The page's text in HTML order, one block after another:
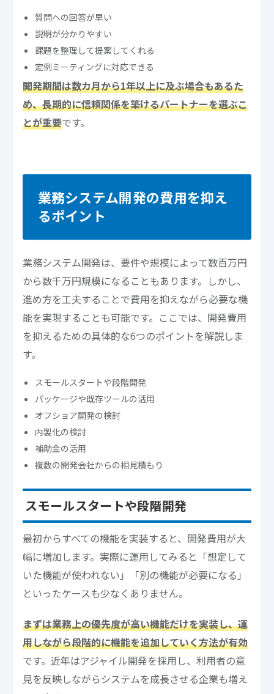
質問への回答が早い
説明が分かりやすい
課題を整理して提案してくれる
定例ミーティングに対応できる
開発期間は数カ月から1年以上に及ぶ場合もあるた
め、長期的に信頼関係を築けるパートナーを選ぶこ
とが重要です。
業務システム開発の費用を抑え
るポイント
業務システム開発は、要件や規模によって数百万円
から数千万円規模になることもあります。しかし、
進め方を工夫することで費用を抑えながら必要な機
能を実現することも可能です。ここでは、開発費用
を抑えるための具体的な6つのポイントを解説しま
す。
スモールスタートや段階開発
パッケージや既存ツールの活用
オフショア開発の検討
内製化の検討
補助金の活用
複数の開発会社からの相見積もり
スモールスタートや段階開発
最初からすべての機能を実装すると、開発費用が大
幅に増加します。実際に運用してみると「想定して
いた機能が使われない」「別の機能が必要になる」
といったケースも少なくありません。
まずは業務上の優先度が高い機能だけを実装し、運
用しながら段階的に機能を追加していく方法が有効
です。近年はアジャイル開発を採用し、利用者の意
見を反映しながらシステムを成長させる企業も増え